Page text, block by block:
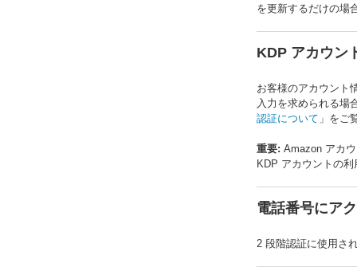
を更新するだけの場
KDP アカウン
お客様のアカウント
入力を求められる場
認証について 」をご
重要: Amazon アカ
KDP アカウントの
電話番号にア
2 段階認証に使用さ